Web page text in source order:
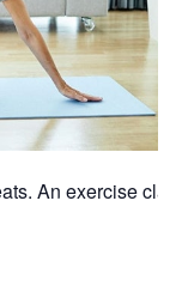
An exercise